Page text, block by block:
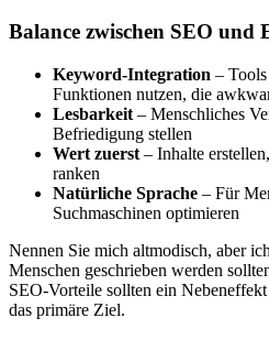
Balance zwischen SEO und
Keyword-Integration –
Funktionen nutzen, die
Lesbarkeit – Menschliches
Befriedigung stellen
Wert zuerst – Inhalte
ranken
Natürliche Sprache – Für
Suchmaschinen optimieren
Nennen Sie mich altmodisch, aber
Menschen geschrieben werden
SEO-Vorteile sollten ein
das primäre Ziel.